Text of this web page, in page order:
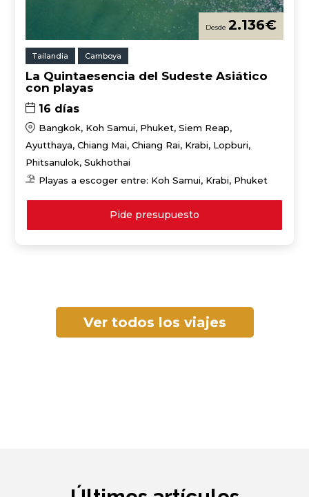
2.136€
Tailandia Camboya
La Quintaesencia del Sudeste Asiático
con playas
16 días
Bangkok, Koh Samui, Phuket, Siem Reap,
Ayutthaya, Chiang Mai, Chiang Rai, Krabi, Lopburi,
Phitsanulok, Sukhothai
Playas a escoger entre: Koh Samui, Krabi, Phuket
Pide presupuesto
Ver todos los viajes